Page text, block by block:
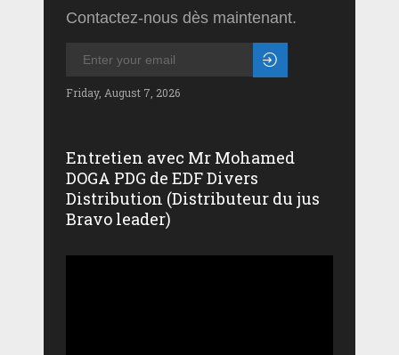
Contactez-nous dès maintenant.
Friday, August 7, 2026
Entretien avec Mr Mohamed
DOGA PDG de EDF Divers
Distribution (Distributeur du jus
Bravo leader)